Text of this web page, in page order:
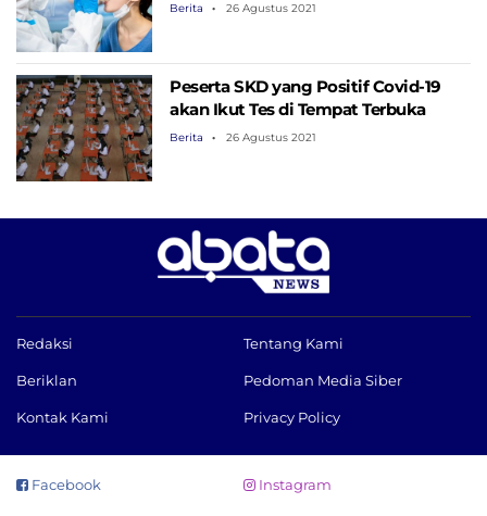
Berita 26 Agustus 2021
Peserta SKD yang Positif Covid-19
akan Ikut Tes di Tempat Terbuka
Berita 26 Agustus 2021
Redaksi Tentang Kami
Beriklan Pedoman Media Siber
Kontak Kami Privacy Policy
Facebook Instagram